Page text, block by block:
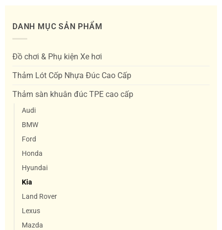
DANH MỤC SẢN PHẨM
Đồ chơi & Phụ kiện Xe hơi
Thảm Lót Cốp Nhựa Đúc Cao Cấp
Thảm sàn khuân đúc TPE cao cấp
Audi
BMW
Ford
Honda
Hyundai
Kia
Land Rover
Lexus
Mazda